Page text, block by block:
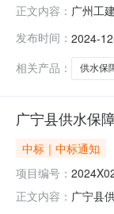
正文内容： 广州工
总承包
写：人
发布时间： 2024-
相关产品：
供水保
广宁县供水保
中标｜中标通知
项目编号：
正文内容： 广宁县